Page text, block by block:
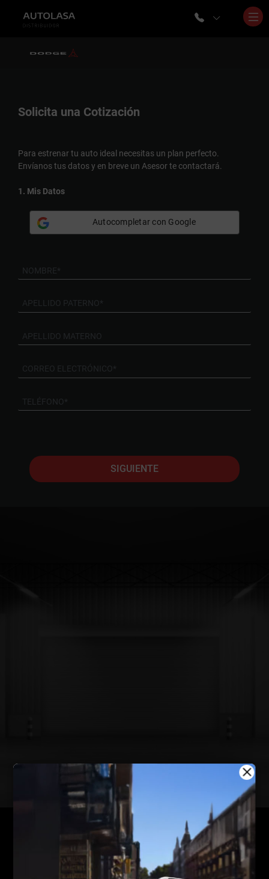
Solicita una Cotización
Para estrenar tu auto ideal necesitas un plan perfecto.
Envíanos tus datos y en breve un Asesor te contactará.
1. Mis Datos
Autocompletar con Google
SIGUIENTE